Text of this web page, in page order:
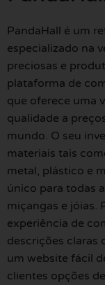
PandaHall é um
especializado na
preciosas e
plataforma de
que oferece uma
qualidade a
mundo. O seu
materiais tais
metal, plástico e
único para todas
miçangas e jóias.
experiência de
descrições claras
um website fácil
clientes opções